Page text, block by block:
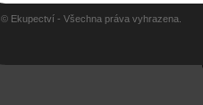
© Ekupectví - Všechna práva vyhrazena.